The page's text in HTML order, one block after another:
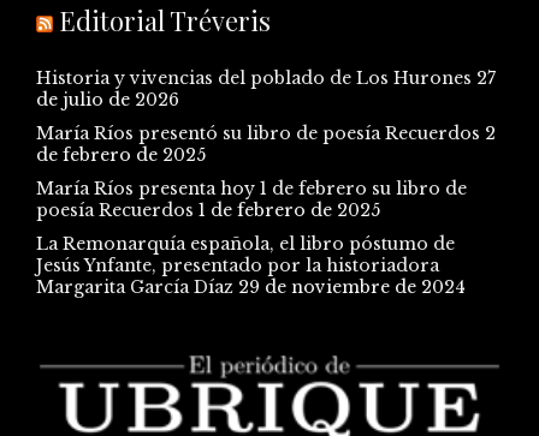
Editorial Tréveris
Historia y vivencias del poblado de Los Hurones 27
de julio de 2026
María Ríos presentó su libro de poesía Recuerdos 2
de febrero de 2025
María Ríos presenta hoy 1 de febrero su libro de
poesía Recuerdos 1 de febrero de 2025
La Remonarquía española, el libro póstumo de
Jesús Ynfante, presentado por la historiadora
Margarita García Díaz 29 de noviembre de 2024